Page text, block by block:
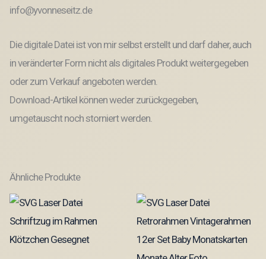
info@yvonneseitz.de
Die digitale Datei ist von mir selbst erstellt und darf daher, auch
in veränderter Form nicht als digitales Produkt weitergegeben
oder zum Verkauf angeboten werden.
Download-Artikel können weder zurückgegeben,
umgetauscht noch storniert werden.
Ähnliche Produkte